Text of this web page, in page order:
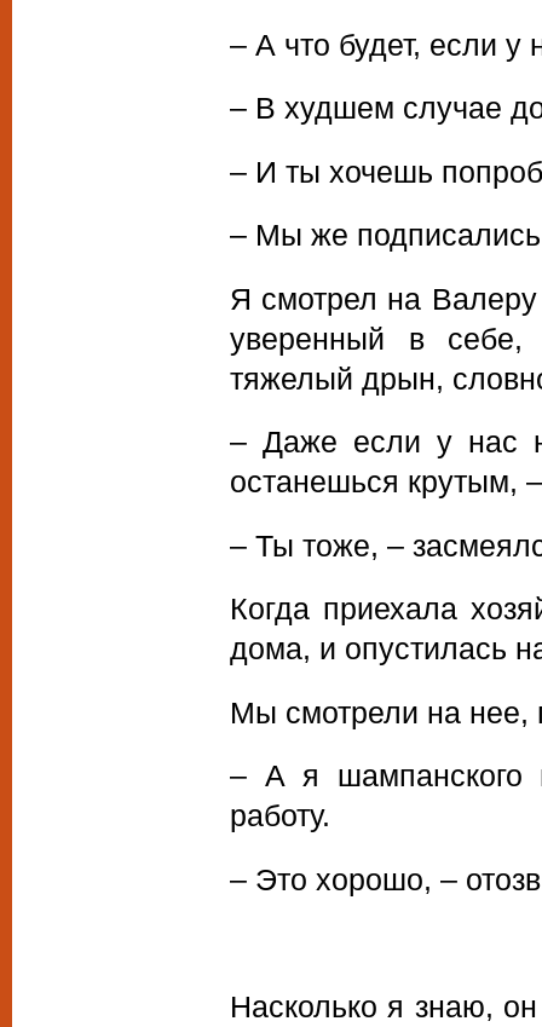
– А что будет, если у
– В худшем случае
– И ты хочешь
– Мы же
Я смотрел на
уверенный в
тяжелый дрын,
– Даже если у нас
останешься крутым,
– Ты тоже, –
Когда приехала
дома, и опустилась
Мы смотрели на нее,
– А я шампанского
работу.
– Это хорошо, –
Насколько я знаю,